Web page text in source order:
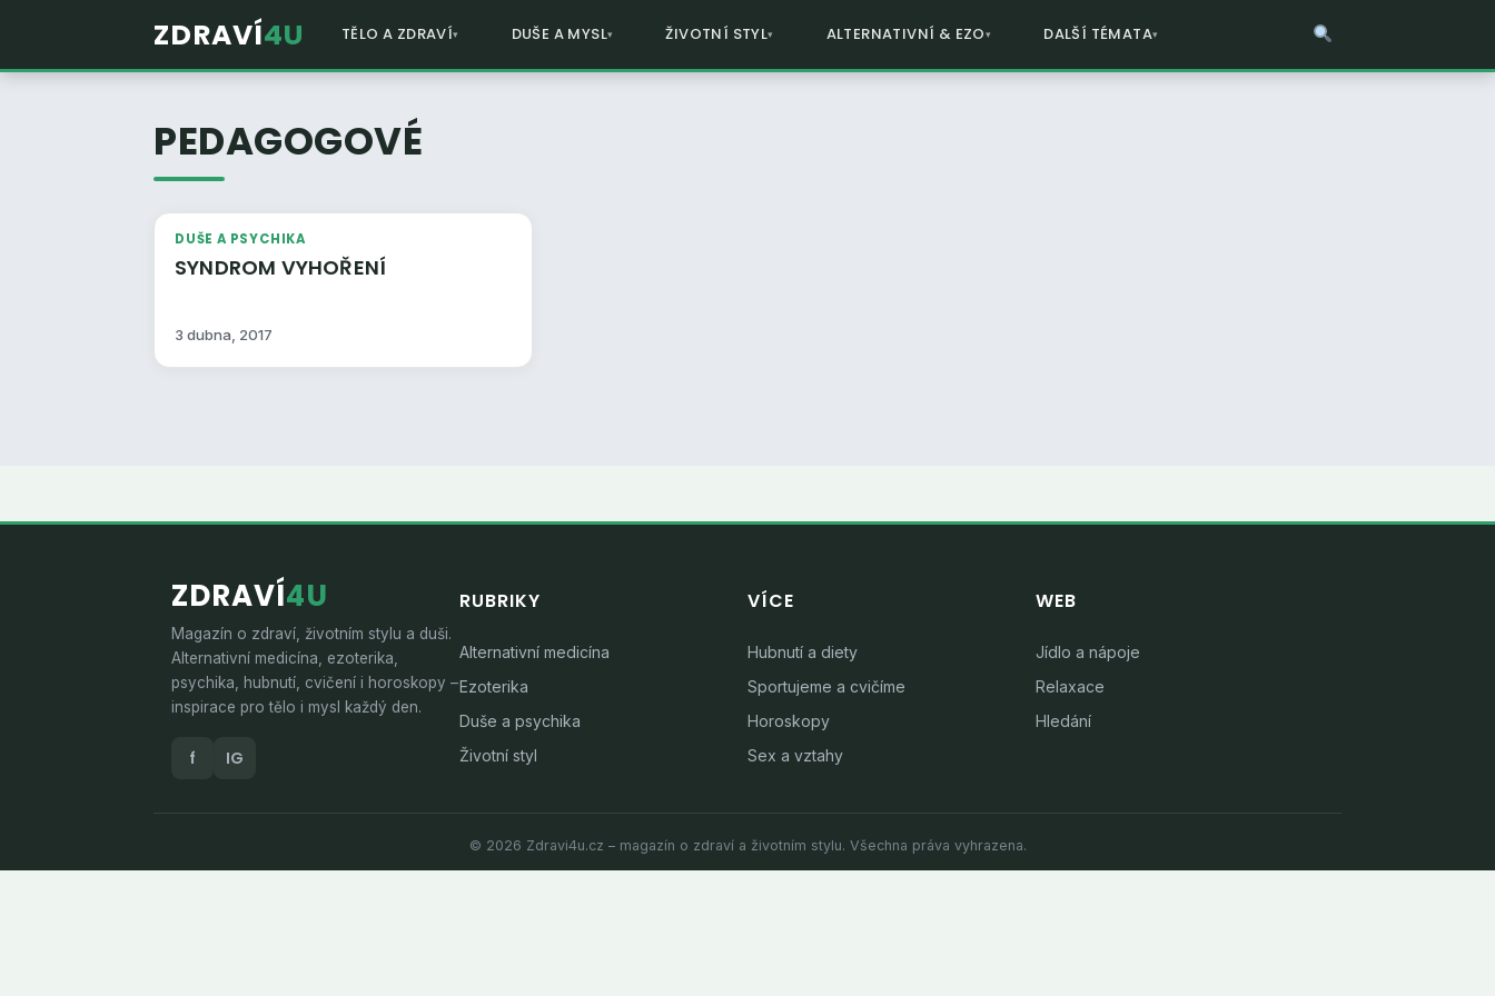
ZDRAVÍ4U TĚLO A ZDRAVÍ DUŠE A MYSL ŽIVOTNÍ STYL ALTERNATIVNÍ & EZO DALŠÍ TÉMATA
PEDAGOGOVÉ
DUŠE A PSYCHIKA
SYNDROM VYHOŘENÍ
3 dubna, 2017
ZDRAVÍ4U
Magazín o zdraví, životním stylu a duši.
Alternativní medicína, ezoterika,
psychika, hubnutí, cvičení i horoskopy –
inspirace pro tělo i mysl každý den.
f IG
RUBRIKY
Alternativní medicína
Ezoterika
Duše a psychika
Životní styl
VÍCE
Hubnutí a diety
Sportujeme a cvičíme
Horoskopy
Sex a vztahy
WEB
Jídlo a nápoje
Relaxace
Hledání
© 2026 Zdravi4u.cz – magazín o zdraví a životním stylu. Všechna práva vyhrazena.